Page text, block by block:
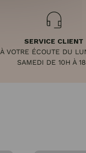
SERVICE CLIENT
À VOTRE ÉCOUTE DU
SAMEDI DE 10H À